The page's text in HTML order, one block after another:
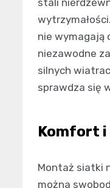
stali
nie wymagają
niezawodne
silnych
sprawdza się
Komfort
Montaż siatki
można